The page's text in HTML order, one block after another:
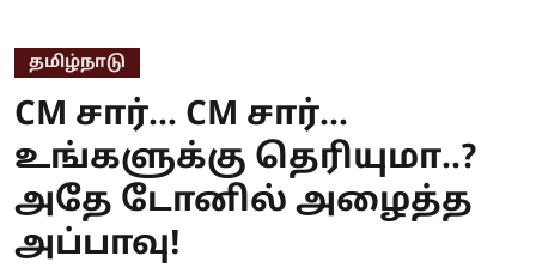
தமிழ்நாடு
CM சார்… CM சார்…
உங்களுக்கு தெரியுமா..?
அதே டோனில் அழைத்த
அப்பாவு!